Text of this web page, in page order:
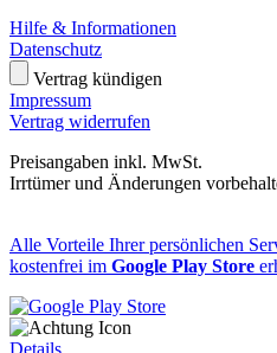
Hilfe & Informationen
Datenschutz
Vertrag kündigen
Impressum
Vertrag widerrufen
Preisangaben inkl. MwSt.
Irrtümer und Änderungen
Alle Vorteile Ihrer persönlichen
kostenfrei im Google Play Store